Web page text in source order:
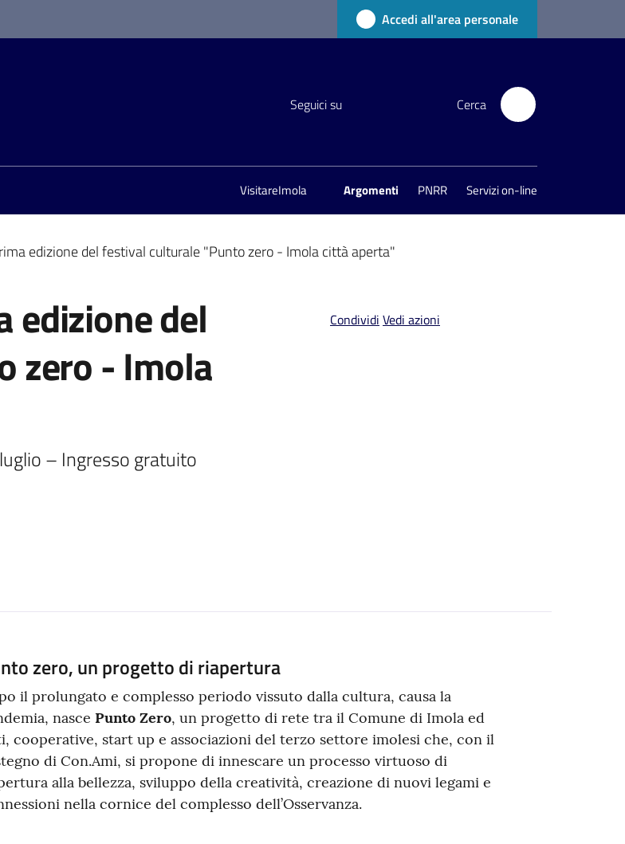
Accedi all'area personale
Seguici su Cerca
VisitareImola Argomenti PNRR Servizi on-line
edizione del festival culturale "Punto zero - Imola città aperta"
edizione del
zero - Imola
– Ingresso gratuito
Condividi Vedi azioni
zero, un progetto di riapertura
il prolungato e complesso periodo vissuto dalla cultura, causa la
nasce Punto Zero, un progetto di rete tra il Comune di Imola ed
cooperative, start up e associazioni del terzo settore imolesi che, con il
di Con.Ami, si propone di innescare un processo virtuoso di
alla bellezza, sviluppo della creatività, creazione di nuovi legami e
nella cornice del complesso dell’Osservanza.